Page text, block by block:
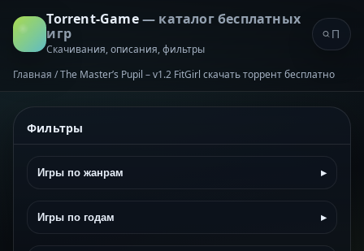
Torrent-Game— каталог бесплатных
игр
Скачивания, описания, фильтры
Главная /The Master’s Pupil – v1.2 FitGirl скачать торрент бесплатно
Фильтры
Игры по жанрам ▸
Игры по годам ▸